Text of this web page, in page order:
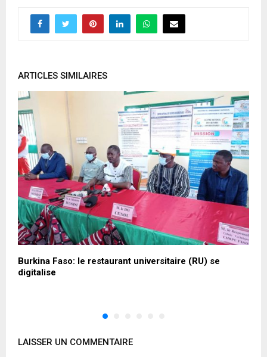
ARTICLES SIMILAIRES
Burkina Faso: le restaurant universitaire (RU) se
digitalise
LAISSER UN COMMENTAIRE